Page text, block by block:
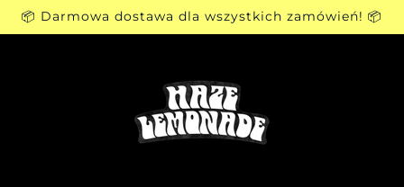
📦 Darmowa dostawa dla wszystkich zamówień! 📦